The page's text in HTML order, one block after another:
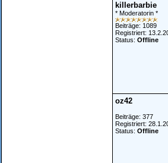
killerbarbie
* Moderatorin *
Beiträge: 1089
Registriert:
Status: Offline
oz42
Beiträge: 377
Registriert:
Status: Offline